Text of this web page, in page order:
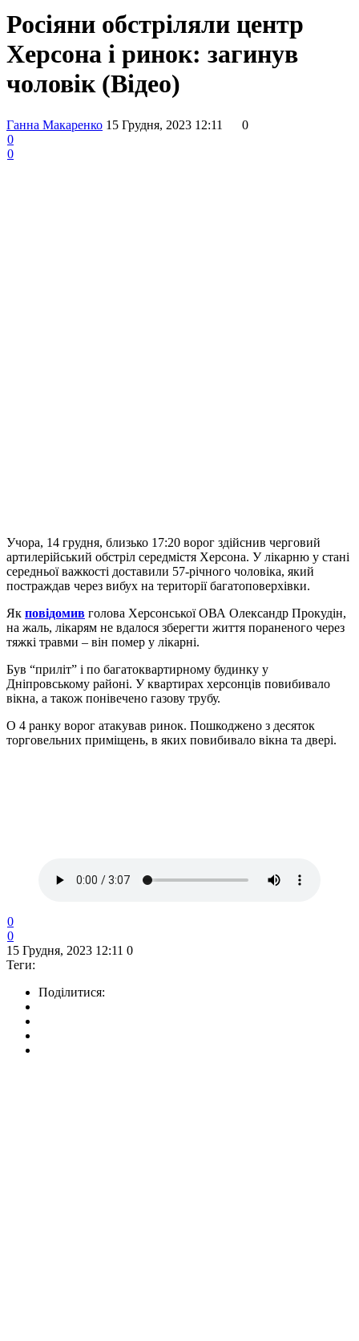
Росіяни обстріляли центр
Херсона і ринок: загинув
чоловік (Відео)
Ганна Макаренко 15 Грудня, 2023 12:11
0
0
0
Учора, 14 грудня, близько 17:20 ворог здійснив черговий
артилерійський обстріл середмістя Херсона. У лікарню у стані
середньої важкості доставили 57-річного чоловіка, який
постраждав через вибух на території багатоповерхівки.
Як повідомив голова Херсонської ОВА Олександр Прокудін,
на жаль, лікарям не вдалося зберегти життя пораненого через
тяжкі травми – він помер у лікарні.
Був “приліт” і по багатоквартирному будинку у
Дніпровському районі. У квартирах херсонців повибивало
вікна, а також понівечено газову трубу.
О 4 ранку ворог атакував ринок. Пошкоджено з десяток
торговельних приміщень, в яких повибивало вікна та двері.
0
0
15 Грудня, 2023 12:11 0
Теги:
Поділитися: